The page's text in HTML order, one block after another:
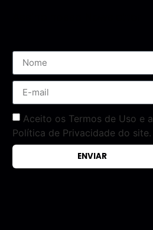
Aceito os Termos de Uso e a
Política de Privacidade do site.
ENVIAR